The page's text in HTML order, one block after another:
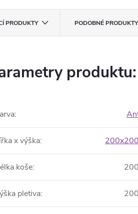
PRODUKTY PODOBNÉ PRODUKTY
produktu:
:
x výška:
koše:
pletiva: